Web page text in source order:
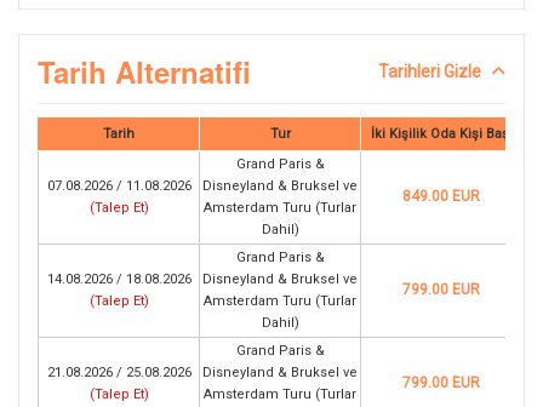
Tarih Alternatifi Tarihleri Gizle
Tarih Tur İki Kişilik Oda Kişi Başı
07.08.2026 / 11.08.2026
(Talep Et)
Grand Paris &
Disneyland & Bruksel ve
Amsterdam Turu (Turlar
Dahil)
849.00 EUR
14.08.2026 / 18.08.2026
(Talep Et)
Grand Paris &
Disneyland & Bruksel ve
Amsterdam Turu (Turlar
Dahil)
799.00 EUR
21.08.2026 / 25.08.2026
(Talep Et)
Grand Paris &
Disneyland & Bruksel ve
Amsterdam Turu (Turlar
799.00 EUR